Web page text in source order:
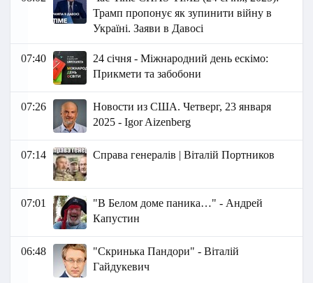
Трамп пропонує як зупинити війну в
Україні. Заяви в Давосі
07:40
24 січня - Міжнародний день ескімо:
Прикмети та забобони
07:26
Новости из США. Четверг, 23 января
2025 - Igor Aizenberg
07:14 Справа генералів | Віталій Портников
07:01
"В Белом доме паника…" - Андрей
Капустин
06:48
"Скринька Пандори" - Віталій
Гайдукевич